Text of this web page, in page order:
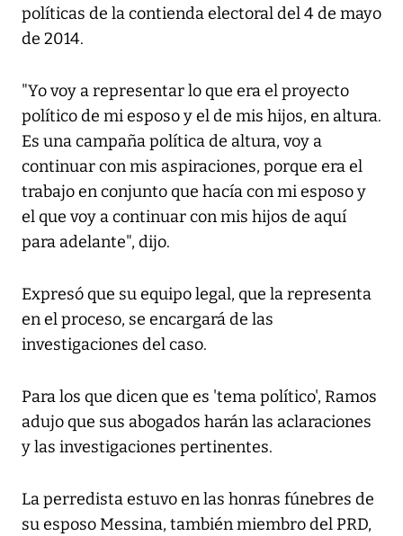
políticas de la contienda electoral del 4 de mayo
de 2014.
"Yo voy a representar lo que era el proyecto
político de mi esposo y el de mis hijos, en altura.
Es una campaña política de altura, voy a
continuar con mis aspiraciones, porque era el
trabajo en conjunto que hacía con mi esposo y
el que voy a continuar con mis hijos de aquí
para adelante", dijo.
Expresó que su equipo legal, que la representa
en el proceso, se encargará de las
investigaciones del caso.
Para los que dicen que es 'tema político', Ramos
adujo que sus abogados harán las aclaraciones
y las investigaciones pertinentes.
La perredista estuvo en las honras fúnebres de
su esposo Messina, también miembro del PRD,